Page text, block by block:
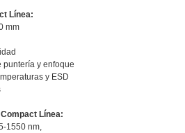
Línea:
mm
puntería y enfoque
y ESD
Línea:
1550 nm,